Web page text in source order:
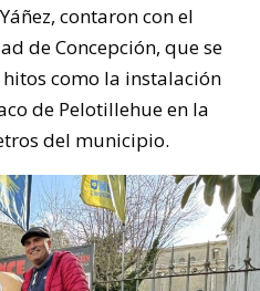
contaron con el
de Concepción, que se
como la instalación
de Pelotillehue en la
del municipio.